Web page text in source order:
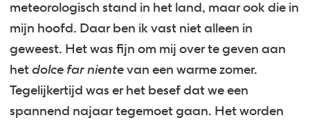
meteorologisch stand in het land, maar ook die in
mijn hoofd. Daar ben ik vast niet alleen in
geweest. Het was fijn om mij over te geven aan
hetdolce far niente van een warme zomer.
Tegelijkertijd was er het besef dat we een
spannend najaar tegemoet gaan. Het worden